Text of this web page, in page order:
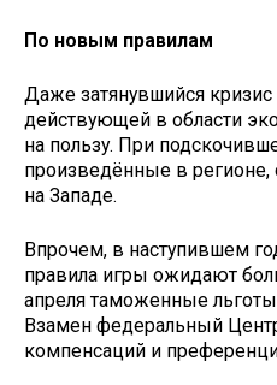
По новым правилам
Даже затянувшийся
действующей в области
на пользу. При
произведённые в
на Западе.
Впрочем, в наступившем
правила игры ожидают
апреля таможенные
Взамен федеральный
компенсаций и